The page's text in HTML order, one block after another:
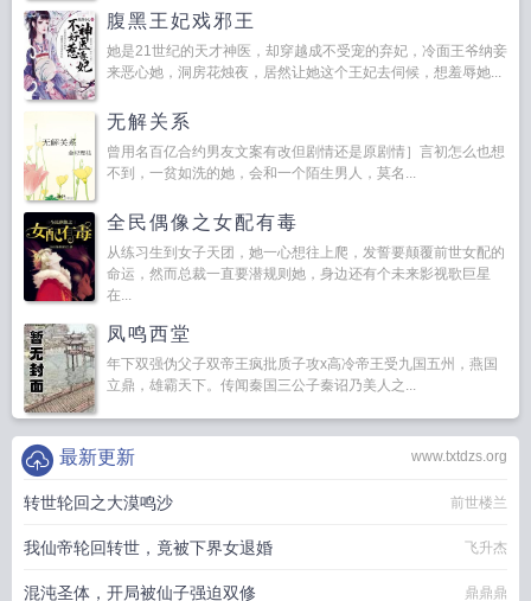
腹黑王妃戏邪王
她是21世纪的天才神医，却穿越成不受宠的弃妃，冷面王爷纳妾
来恶心她，洞房花烛夜，居然让她这个王妃去伺候，想羞辱她...
无解关系
曾用名百亿合约男友文案有改但剧情还是原剧情］言初怎么也想
不到，一贫如洗的她，会和一个陌生男人，莫名...
全民偶像之女配有毒
从练习生到女子天团，她一心想往上爬，发誓要颠覆前世女配的
命运，然而总裁一直要潜规则她，身边还有个未来影视歌巨星
在...
凤鸣西堂
年下双强伪父子双帝王疯批质子攻x高冷帝王受九国五州，燕国
立鼎，雄霸天下。传闻秦国三公子秦诏乃美人之...
www.txtdzs.org
最新更新
转世轮回之大漠鸣沙 前世楼兰
我仙帝轮回转世，竟被下界女退婚 飞升杰
混沌圣体，开局被仙子强迫双修 鼎鼎鼎